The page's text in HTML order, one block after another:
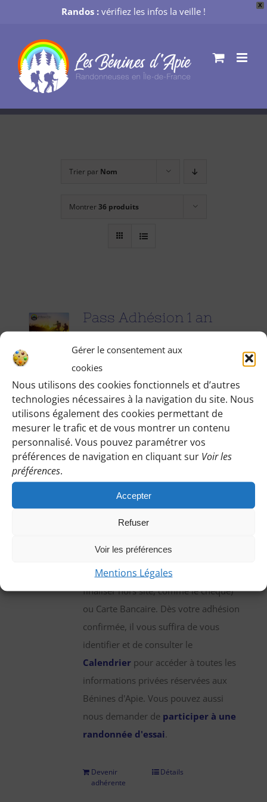
X
Randos : vérifiez les infos la veille !
Gérer le consentement aux
cookies
Nous utilisons des cookies fonctionnels et d’autres
technologies nécessaires à la navigation du site. Nous
utilisons également des cookies permettant de
mesurer le trafic et de vous montrer un contenu
personnalisé. Vous pouvez paramétrer vos
préférences de navigation en cliquant sur Voir les
préférences.
Accepter
Refuser
Voir les préférences
Mentions Légales
contenu
Trier par Nom
Montrer36 produits
Pass Adhésion 1 an
25.00€ pour 1 an
Accédez à toutes les informations
pratiques de nos excursions du
dimanche et des jours fériés (Point de
rendez-vous, horaires, conseils etc.), et
participez à nos activités telles que des
Pour adhérer et faire vivre notre
association, nous vous demandons
que vous pouvez régler par chèque,
virement bancaire (démarche à
finaliser hors site, comme le chèque)
ou Carte Bancaire. Dès votre adhésion
confirmée, il vous suffira de vous
identifier et de consulter le
Calendrier pour accéder à toutes les
informations privées réservées aux
Bénines d'Apie. Vous pouvez aussi
nous demander de participer à une
randonnée d'essai.
Devenir
adhérente
Détails